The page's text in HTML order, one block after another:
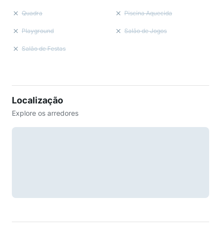
Quadra Piscina Aquecida
Playground Salão de Jogos
Salão de Festas
Localização
Explore os arredores